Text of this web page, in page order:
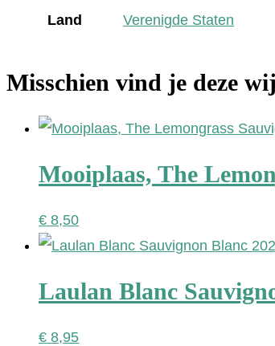
Land Verenigde Staten
Misschien vind je deze
Mooiplaas, The
€ 8,50
Laulan Blanc
€ 8,95